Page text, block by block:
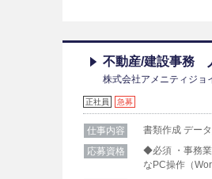
不動産/建設事務
株式会社アメニティジョ
正社員 急募
仕事内容
書類作成 デー
応募資格
◆必須 ・事務業
なPC操作（